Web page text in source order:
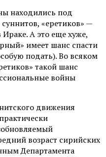
находились под
«еретиков» —
А это еще хуже,
имеет шанс спасти
подать). Во всяком
такой шанс
войны
движения
возраст сирийских
Департамента